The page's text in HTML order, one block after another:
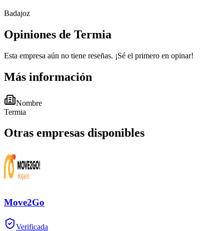
Badajoz
Opiniones de Termia
Esta empresa aún no tiene reseñas. ¡Sé el primero en opinar!
Más información
Nombre
Termia
Otras empresas disponibles
Move2Go
Verificada